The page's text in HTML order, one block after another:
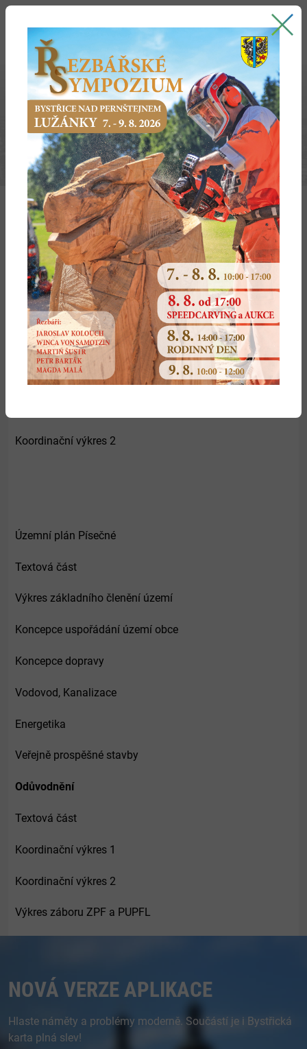
PÍSEČNÉ
Úplné zněmí po změně č.1 ÚP Písečné
Textová část
Výkres základního členění území
Koncepce uspořádání území obce
Koncepce dopravy
Vodovod, Kanalizace
Energetika
Veřejně prospěšné stavby
Odůvodnění
Koordinační výkres 2
Územní plán Písečné
Textová část
Výkres základního členění území
Koncepce uspořádání území obce
Koncepce dopravy
Vodovod, Kanalizace
Energetika
Veřejně prospěšné stavby
Odůvodnění
Textová část
Koordinační výkres 1
Koordinační výkres 2
Výkres záboru ZPF a PUPFL
NOVÁ VERZE APLIKACE
Hlaste náměty a problémy moderně. Součástí je i Bystřická
karta plná slev!